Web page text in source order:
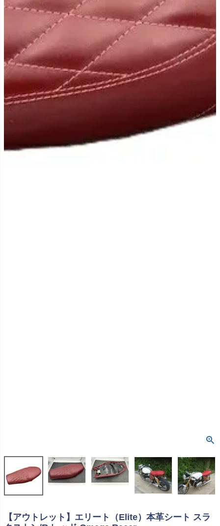
【アウトレット】エリート（Elite）本革シート スラ